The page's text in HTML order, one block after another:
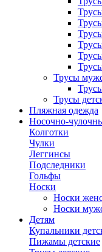
Трусы
Трусы
Пляжная одежда
Носочно-
Колготки
Чулки
Леггинсы
Подследники
Гольфы
Носки
Носки
Носки
Детям
Купальники
Пижамы детские